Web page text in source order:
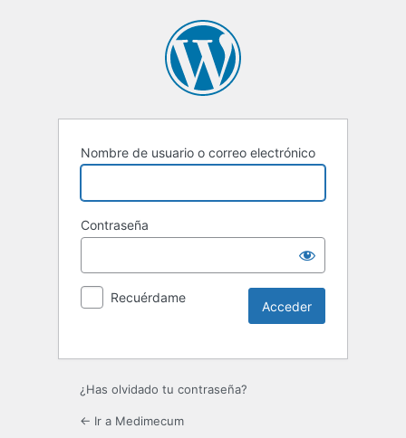
Nombre de usuario o correo electrónico
Contraseña
Recuérdame
¿Has olvidado tu contraseña?
← Ir a Medimecum